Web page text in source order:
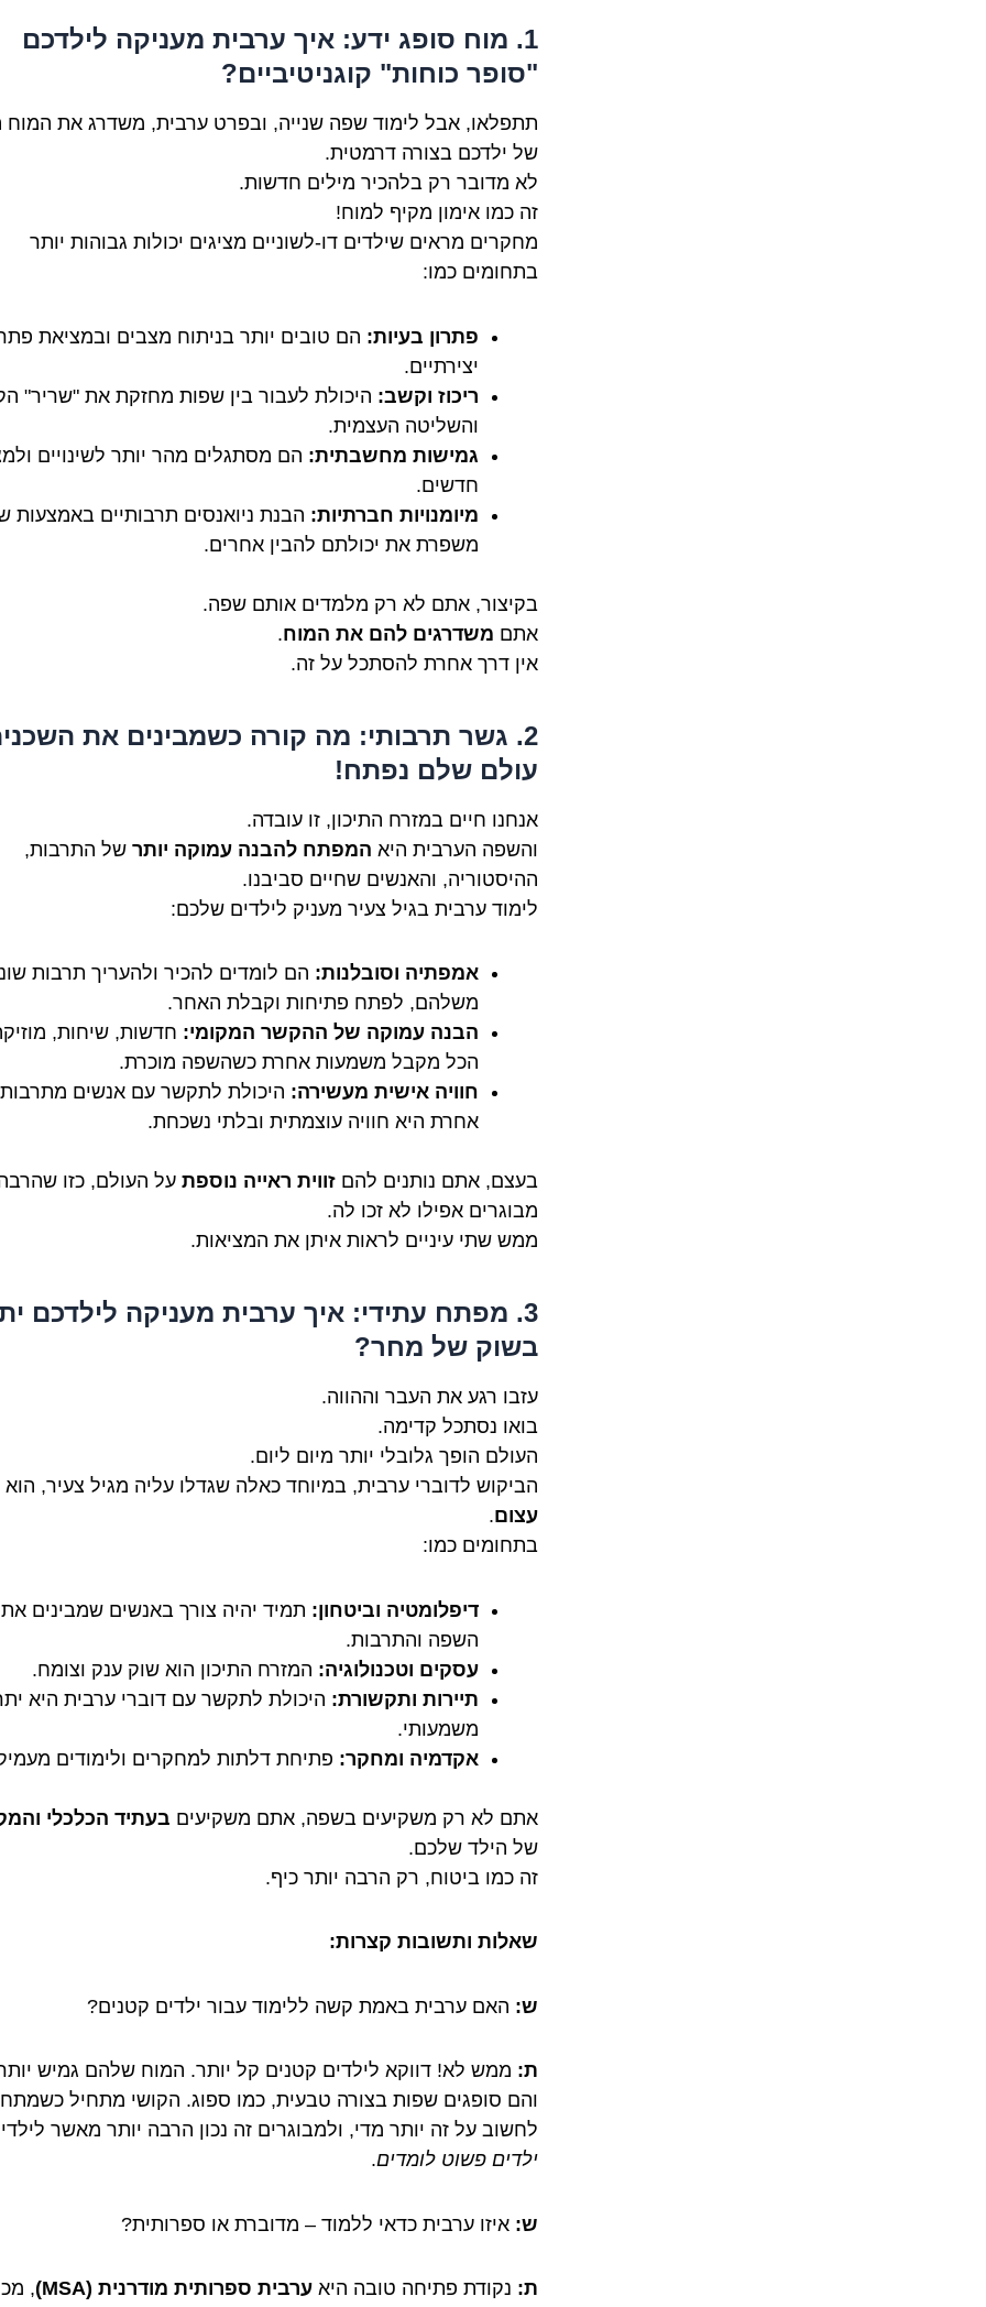
1. מוח סופג ידע: איך ערבית מעניקה לילדכם
"סופר כוחות" קוגניטיביים?
תתפלאו, אבל לימוד שפה שנייה, ובפרט ערבית, משדרג את המוח
של ילדכם בצורה דרמטית.
לא מדובר רק בלהכיר מילים חדשות.
זה כמו אימון מקיף למוח!
מחקרים מראים שילדים דו-לשוניים מציגים יכולות גבוהות יותר
בתחומים כמו:
פתרון בעיות: הם טובים יותר בניתוח מצבים ובמציאת
יצירתיים.
ריכוז וקשב: היכולת לעבור בין שפות מחזקת את "שריר"
והשליטה העצמית.
גמישות מחשבתית: הם מסתגלים מהר יותר לשינויים
חדשים.
מיומנויות חברתיות: הבנת ניואנסים תרבותיים באמצעות
משפרת את יכולתם להבין אחרים.
בקיצור, אתם לא רק מלמדים אותם שפה.
אתם משדרגים להם את המוח.
אין דרך אחרת להסתכל על זה.
2. גשר תרבותי: מה קורה כשמבינים את
עולם שלם נפתח!
אנחנו חיים במזרח התיכון, זו עובדה.
והשפה הערבית היא המפתח להבנה עמוקה יותר של התרבות,
ההיסטוריה, והאנשים שחיים סביבנו.
לימוד ערבית בגיל צעיר מעניק לילדים שלכם:
אמפתיה וסובלנות: הם לומדים להכיר ולהעריך תרבות
משלהם, לפתח פתיחות וקבלת האחר.
הבנה עמוקה של ההקשר המקומי: חדשות, שיחות,
הכל מקבל משמעות אחרת כשהשפה מוכרת.
חוויה אישית מעשירה: היכולת לתקשר עם אנשים מתרבות
אחרת היא חוויה עוצמתית ובלתי נשכחת.
בעצם, אתם נותנים להםזווית ראייה נוספת על העולם, כזו
מבוגרים אפילו לא זכו לה.
ממש שתי עיניים לראות איתן את המציאות.
3. מפתח עתידי: איך ערבית מעניקה לילדכם
בשוק של מחר?
עזבו רגע את העבר וההווה.
בואו נסתכל קדימה.
העולם הופך גלובלי יותר מיום ליום.
הביקוש לדוברי ערבית, במיוחד כאלה שגדלו עליה מגיל צעיר, הוא
עצום.
בתחומים כמו:
דיפלומטיה וביטחון: תמיד יהיה צורך באנשים שמבינים את
השפה והתרבות.
עסקים וטכנולוגיה: המזרח התיכון הוא שוק ענק וצומח.
תיירות ותקשורת: היכולת לתקשר עם דוברי ערבית היא
משמעותי.
אקדמיה ומחקר: פתיחת דלתות למחקרים ולימודים
אתם לא רק משקיעים בשפה, אתם משקיעים בעתיד הכלכלי
של הילד שלכם.
זה כמו ביטוח, רק הרבה יותר כיף.
שאלות ותשובות קצרות:
ש: האם ערבית באמת קשה ללימוד עבור ילדים קטנים?
ת: ממש לא! דווקא לילדים קטנים קל יותר. המוח שלהם גמיש
והם סופגים שפות בצורה טבעית, כמו ספוג. הקושי מתחיל
לחשוב על זה יותר מדי, ולמבוגרים זה נכון הרבה יותר מאשר
ילדים פשוט לומדים.
ש: איזו ערבית כדאי ללמוד – מדוברת או ספרותית?
ת: נקודת פתיחה טובה היאערבית ספרותית מודרנית (MSA) ,